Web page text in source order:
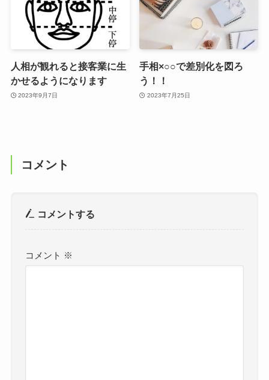
人相が観れると接客業に生
かせるようになります
2023年9月7日
手相×○○で差別化を図ろ
う！！
2023年7月25日
コメント
コメントする
コメント ※